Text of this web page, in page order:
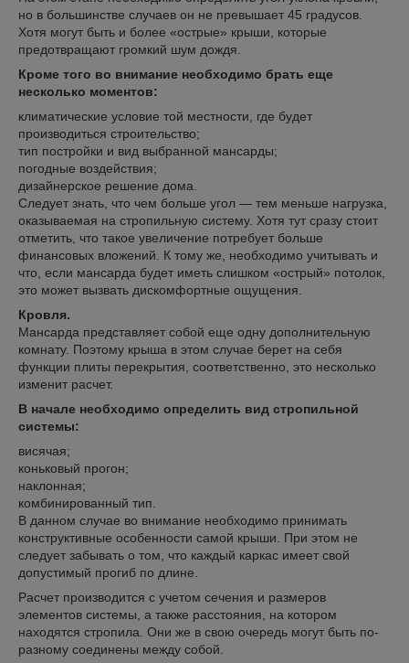
но в большинстве случаев он не превышает 45 градусов.
Хотя могут быть и более «острые» крыши, которые
предотвращают громкий шум дождя.
Кроме того во внимание необходимо брать еще
несколько моментов:
климатические условие той местности, где будет
производиться строительство;
тип постройки и вид выбранной мансарды;
погодные воздействия;
дизайнерское решение дома.
Следует знать, что чем больше угол — тем меньше нагрузка,
оказываемая на стропильную систему. Хотя тут сразу стоит
отметить, что такое увеличение потребует больше
финансовых вложений. К тому же, необходимо учитывать и
что, если мансарда будет иметь слишком «острый» потолок,
это может вызвать дискомфортные ощущения.
Кровля.
Мансарда представляет собой еще одну дополнительную
комнату. Поэтому крыша в этом случае берет на себя
функции плиты перекрытия, соответственно, это несколько
изменит расчет.
В начале необходимо определить вид стропильной
системы:
висячая;
коньковый прогон;
наклонная;
комбинированный тип.
В данном случае во внимание необходимо принимать
конструктивные особенности самой крыши. При этом не
следует забывать о том, что каждый каркас имеет свой
допустимый прогиб по длине.
Расчет производится с учетом сечения и размеров
элементов системы, а также расстояния, на котором
находятся стропила. Они же в свою очередь могут быть по-
разному соединены между собой.